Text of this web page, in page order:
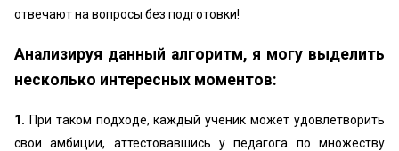
отвечают на вопросы без подготовки!
Анализируя данный алгоритм, я могу выделить
несколько интересных моментов:
1. При таком подходе, каждый ученик может удовлетворить
свои амбиции, аттестовавшись у педагога по множеству